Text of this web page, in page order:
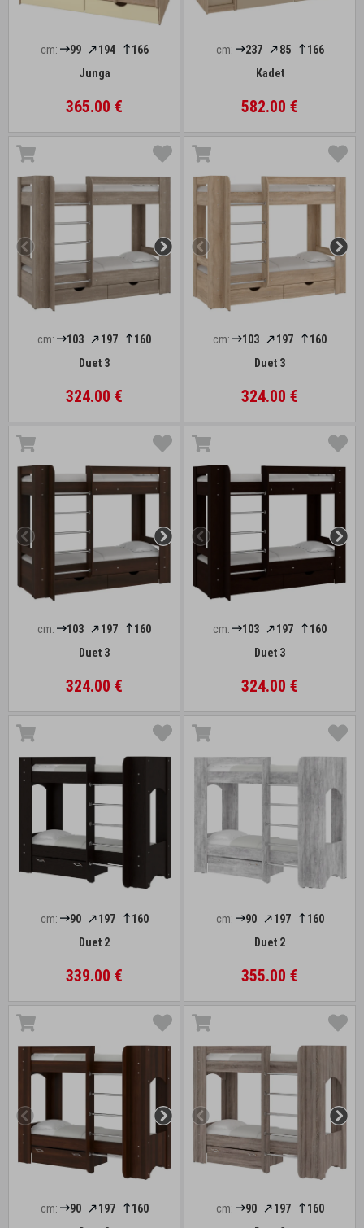
cm: 99 194
166
Junga
365.00 €
cm: 237 85
166
Kadet
582.00 €
cm: 103 197
160
Duet 3
324.00 €
cm: 103 197
160
Duet 3
324.00 €
cm: 103 197
160
Duet 3
324.00 €
cm: 103 197
160
Duet 3
324.00 €
cm: 90 197
160
Duet 2
339.00 €
cm: 90 197
160
Duet 2
355.00 €
cm: 90 197
160
cm: 90 197
160